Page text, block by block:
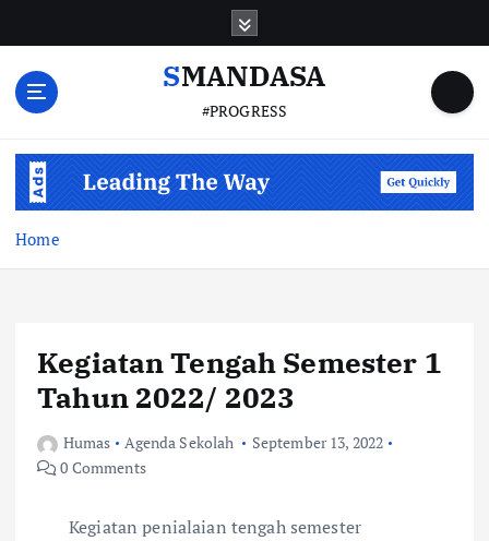
SMANDASA
#PROGRESS
Home
Kegiatan Tengah Semester 1
Tahun 2022/ 2023
Humas Agenda Sekolah
September 13, 2022
0 Comments
Kegiatan penialaian tengah semester